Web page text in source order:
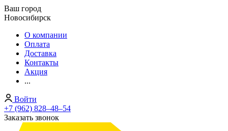
Ваш город
Новосибирск
О компании
Оплата
Доставка
Контакты
Акция
...
Войти
+7 (962) 828‒48‒54
Заказать звонок